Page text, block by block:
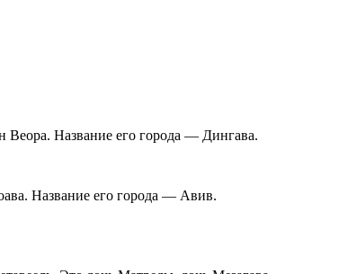
Веора. Название его города — Дингава.
Название его города — Авив.